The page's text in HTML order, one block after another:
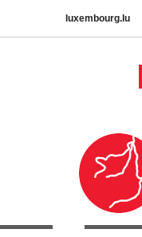
luxembourg.lu